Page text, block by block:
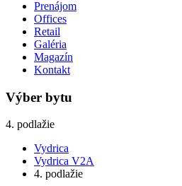
Prenájom
Offices
Retail
Galéria
Magazín
Kontakt
Výber bytu
4. podlažie
Vydrica
Vydrica V2A
4. podlažie